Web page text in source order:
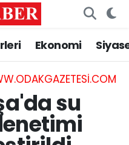
Ekonomi
su
Eczaneler
Durumu
Vakitleri
Yoğunluk Haritası